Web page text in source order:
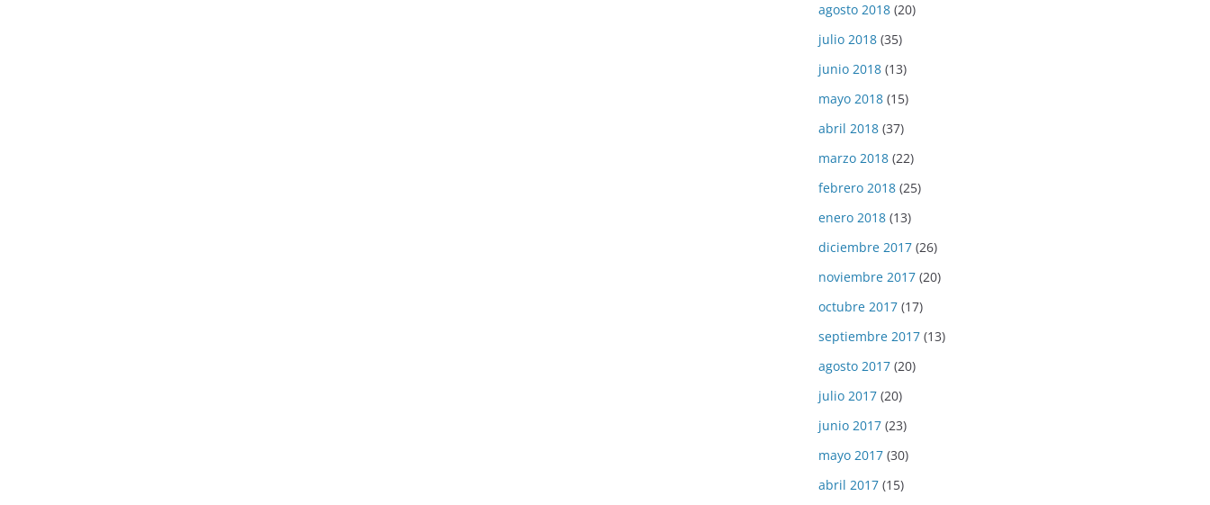
agosto 2018 (20)
julio 2018 (35)
junio 2018 (13)
mayo 2018 (15)
abril 2018 (37)
marzo 2018 (22)
febrero 2018 (25)
enero 2018 (13)
diciembre 2017 (26)
noviembre 2017 (20)
octubre 2017 (17)
septiembre 2017 (13)
agosto 2017 (20)
julio 2017 (20)
junio 2017 (23)
mayo 2017 (30)
abril 2017 (15)